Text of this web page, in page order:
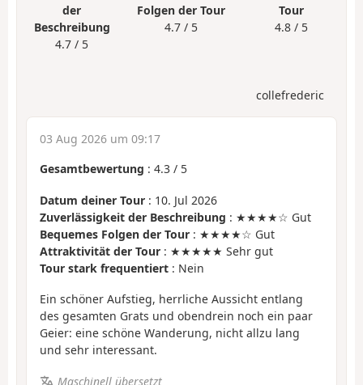
der
Beschreibung
4.7 / 5
Folgen der Tour
4.7 / 5
Tour
4.8 / 5
collefrederic
03 Aug 2026 um 09:17
Gesamtbewertung : 4.3 / 5
Datum deiner Tour : 10. Jul 2026
Zuverlässigkeit der Beschreibung : ★★★★☆ Gut
Bequemes Folgen der Tour : ★★★★☆ Gut
Attraktivität der Tour : ★★★★★ Sehr gut
Tour stark frequentiert : Nein
Ein schöner Aufstieg, herrliche Aussicht entlang
des gesamten Grats und obendrein noch ein paar
Geier: eine schöne Wanderung, nicht allzu lang
und sehr interessant.
Maschinell übersetzt